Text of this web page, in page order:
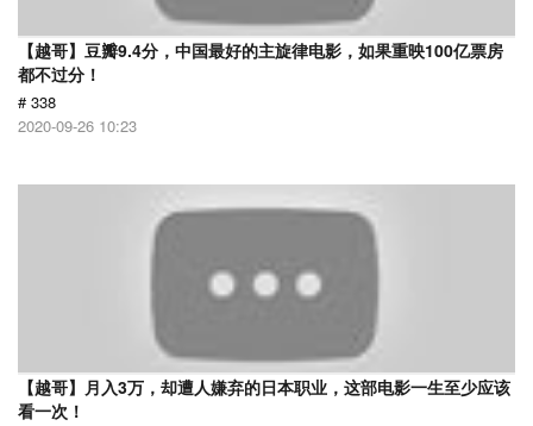
【越哥】豆瓣9.4分，中国最好的主旋律电影，如果重映100亿票房
都不过分！
# 338
2020-09-26 10:23
【越哥】月入3万，却遭人嫌弃的日本职业，这部电影一生至少应该
看一次！